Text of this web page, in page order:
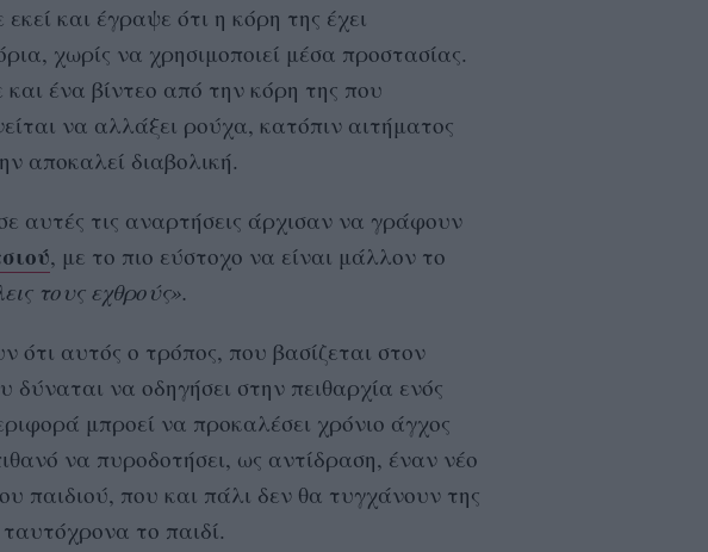
και έγραψε ότι η κόρη της έχει
χωρίς να χρησιμοποιεί μέσα προστασίας.
ένα βίντεο από την κόρη της που
να αλλάξει ρούχα, κατόπιν αιτήματος
αποκαλεί διαβολική.
αυτές τις αναρτήσεις άρχισαν να γράφουν
, με το πιο εύστοχο να είναι μάλλον το
τους εχθρούς».
ότι αυτός ο τρόπος, που βασίζεται στον
δύναται να οδηγήσει στην πειθαρχία ενός
μπροεί να προκαλέσει χρόνιο άγχος
να πυροδοτήσει, ως αντίδραση, έναν νέο
παιδιού, που και πάλι δεν θα τυγχάνουν της
το παιδί.